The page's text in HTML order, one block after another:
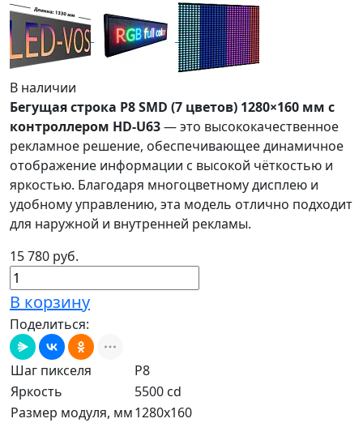
В наличии
Бегущая строка P8 SMD (7 цветов) 1280×160 мм с
контроллером HD-U63— это высококачественное
рекламное решение, обеспечивающее динамичное
отображение информации с высокой чёткостью и
яркостью. Благодаря многоцветному дисплею и
удобному управлению, эта модель отлично подходит
для наружной и внутренней рекламы.
15 780 руб.
В корзину
Поделиться:
Шаг пикселя
P8
Яркость
5500 cd
Размер модуля, мм1280x160